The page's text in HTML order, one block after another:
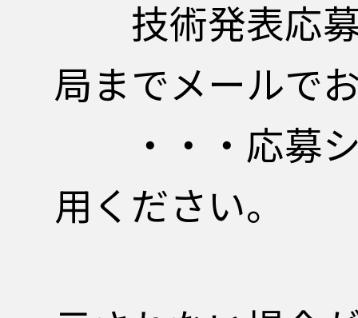
技術発表応募
局までメールで
・・・応募
用ください。